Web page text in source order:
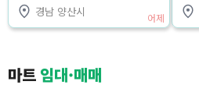
경남 양산시
어제
마트 임대·매매